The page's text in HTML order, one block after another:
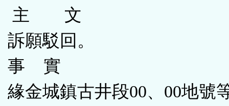
主 文
訴願駁回。
事 實
緣金城鎮古井段00、00地號